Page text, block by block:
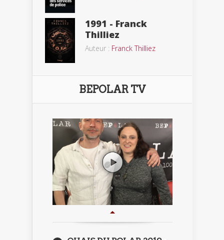
1991 - Franck
Thilliez
Auteur : Franck Thilliez
BEPOLAR TV